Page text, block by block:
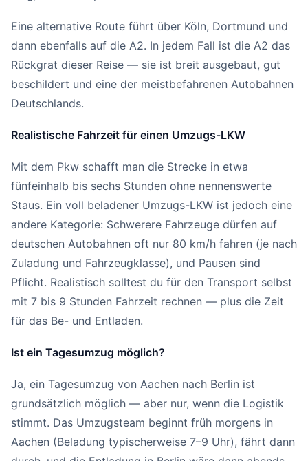
Eine alternative Route führt über Köln, Dortmund und
dann ebenfalls auf die A2. In jedem Fall ist die A2 das
Rückgrat dieser Reise — sie ist breit ausgebaut, gut
beschildert und eine der meistbefahrenen Autobahnen
Deutschlands.
Realistische Fahrzeit für einen Umzugs-LKW
Mit dem Pkw schafft man die Strecke in etwa
fünfeinhalb bis sechs Stunden ohne nennenswerte
Staus. Ein voll beladener Umzugs-LKW ist jedoch eine
andere Kategorie: Schwerere Fahrzeuge dürfen auf
deutschen Autobahnen oft nur 80 km/h fahren (je nach
Zuladung und Fahrzeugklasse), und Pausen sind
Pflicht. Realistisch solltest du für den Transport selbst
mit 7 bis 9 Stunden Fahrzeit rechnen — plus die Zeit
für das Be- und Entladen.
Ist ein Tagesumzug möglich?
Ja, ein Tagesumzug von Aachen nach Berlin ist
grundsätzlich möglich — aber nur, wenn die Logistik
stimmt. Das Umzugsteam beginnt früh morgens in
Aachen (Beladung typischerweise 7–9 Uhr), fährt dann